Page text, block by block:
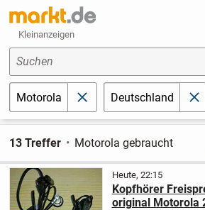
Kleinanzeigen
Suchen
Motorola schließenDeutschland
13 Treffer Motorola gebraucht
Heute, 22:15
Kopfhörer
original Motorola